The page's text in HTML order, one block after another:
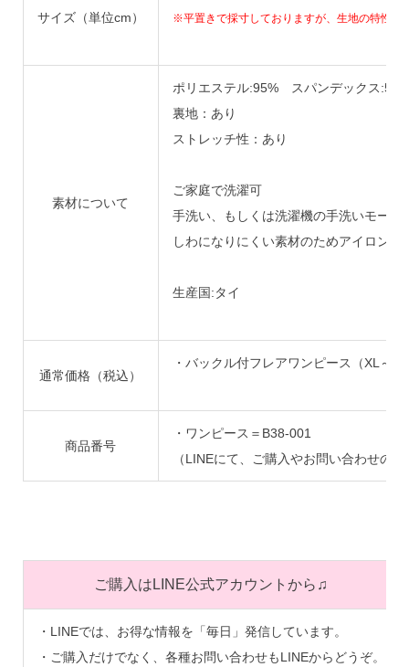
サイズ（単位cm） ※平置きで採寸しておりますが、生地の特性上
素材について
ポリエステル:95% スパンデックス:5%
裏地：あり
ストレッチ性：あり
ご家庭で洗濯可
手洗い、もしくは洗濯機の手洗いモード
しわになりにくい素材のためアイロンは
生産国:タイ
通常価格（税込）
・バックル付フレアワンピース（XL～
商品番号
・ワンピース＝B38-001
（LINEにて、ご購入やお問い合わせの
ご購入はLINE公式アカウントから♫
・LINEでは、お得な情報を「毎日」発信しています。
・ご購入だけでなく、各種お問い合わせもLINEからどうぞ。